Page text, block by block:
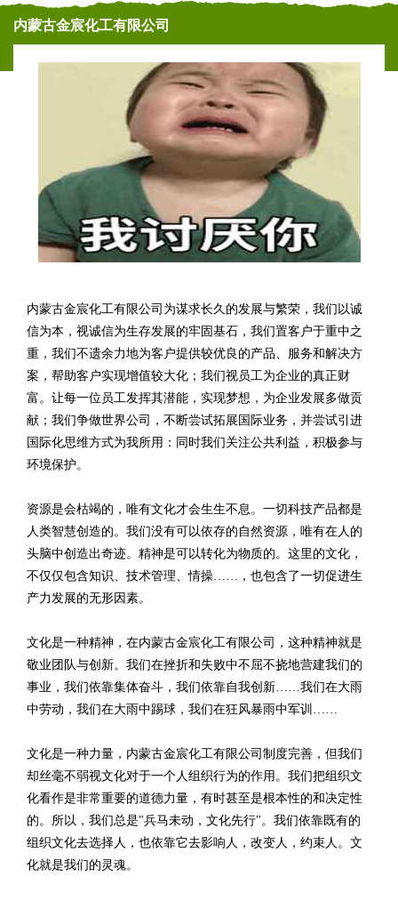
内蒙古金宸化工有限公司
内蒙古金宸化工有限公司为谋求长久的发展与繁荣，我们以诚
信为本，视诚信为生存发展的牢固基石，我们置客户于重中之
重，我们不遗余力地为客户提供较优良的产品、服务和解决方
案，帮助客户实现增值较大化；我们视员工为企业的真正财
富。让每一位员工发挥其潜能，实现梦想，为企业发展多做贡
献；我们争做世界公司，不断尝试拓展国际业务，并尝试引进
国际化思维方式为我所用：同时我们关注公共利益，积极参与
环境保护。
资源是会枯竭的，唯有文化才会生生不息。一切科技产品都是
人类智慧创造的。我们没有可以依存的自然资源，唯有在人的
头脑中创造出奇迹。精神是可以转化为物质的。这里的文化，
不仅仅包含知识、技术管理、情操……，也包含了一切促进生
产力发展的无形因素。
文化是一种精神，在内蒙古金宸化工有限公司，这种精神就是
敬业团队与创新。我们在挫折和失败中不屈不挠地营建我们的
事业，我们依靠集体奋斗，我们依靠自我创新……我们在大雨
中劳动，我们在大雨中踢球，我们在狂风暴雨中军训……
文化是一种力量，内蒙古金宸化工有限公司制度完善，但我们
却丝毫不弱视文化对于一个人组织行为的作用。我们把组织文
化看作是非常重要的道德力量，有时甚至是根本性的和决定性
的。所以，我们总是"兵马未动，文化先行"。我们依靠既有的
组织文化去选择人，也依靠它去影响人，改变人，约束人。文
化就是我们的灵魂。